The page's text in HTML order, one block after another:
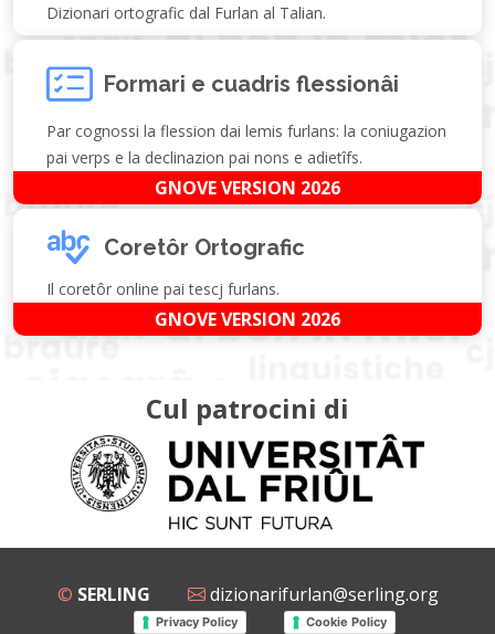
Dizionari ortografic dal Furlan al Talian.
Formari e cuadris flessionâi
Par cognossi la flession dai lemis furlans: la coniugazion
pai verps e la declinazion pai nons e adietîfs.
GNOVE VERSION 2026
Coretôr Ortografic
Il coretôr online pai tescj furlans.
GNOVE VERSION 2026
Cul patrocini di
© SERLING dizionarifurlan@serling.org
Privacy Policy Cookie Policy